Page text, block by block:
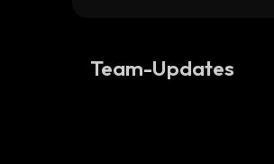
Team-Updates